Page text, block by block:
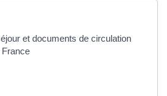
et documents de circulation
France